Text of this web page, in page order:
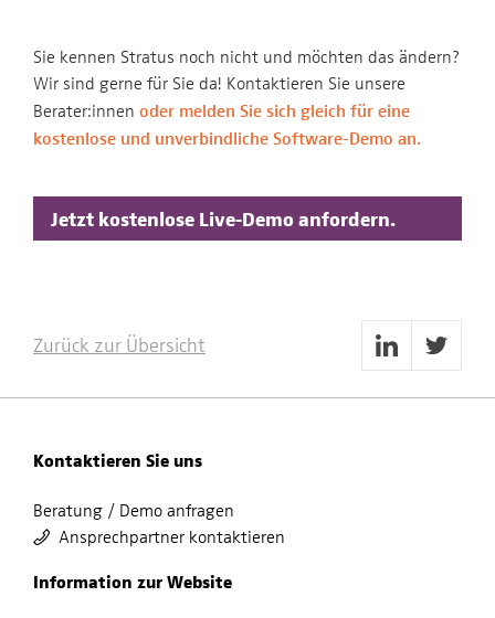
Sie kennen Stratus noch nicht und möchten das ändern?
Wir sind gerne für Sie da! Kontaktieren Sie unsere
Berater:innen oder melden Sie sich gleich für eine
kostenlose und unverbindliche Software-Demo an.
Jetzt kostenlose Live-Demo anfordern.
Zurück zur Übersicht
Kontaktieren Sie uns
Beratung / Demo anfragen
Ansprechpartner kontaktieren
Information zur Website